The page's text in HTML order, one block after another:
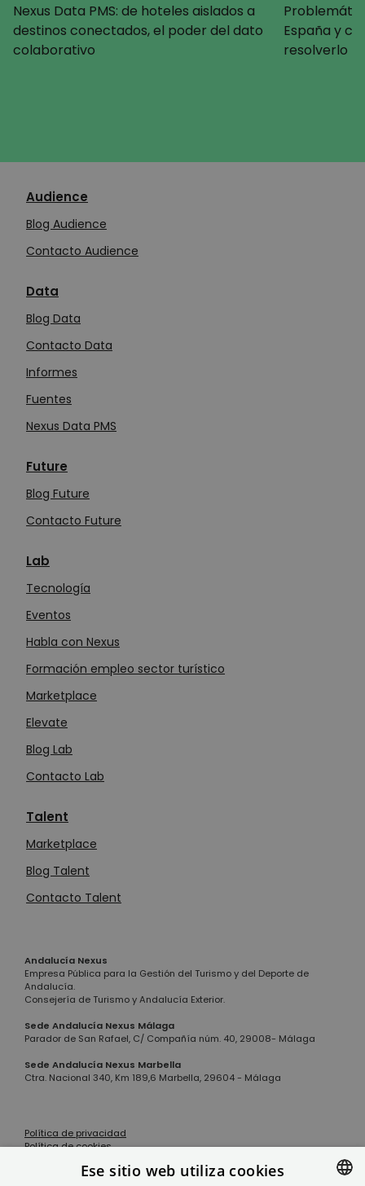
Nexus Data PMS: de hoteles aislados a
destinos conectados, el poder del dato
colaborativo
España y
resolverlo
Audience
Blog Audience
Contacto Audience
Data
Blog Data
Contacto Data
Informes
Fuentes
Nexus Data PMS
Future
Blog Future
Contacto Future
Lab
Tecnología
Eventos
Habla con Nexus
Formación empleo sector turístico
Marketplace
Elevate
Blog Lab
Contacto Lab
Talent
Marketplace
Blog Talent
Contacto Talent
Andalucía Nexus
Empresa Pública para la Gestión del Turismo y del Deporte de
Andalucía.
Consejería de Turismo y Andalucía Exterior.
Sede Andalucía Nexus Málaga
Parador de San Rafael, C/ Compañía núm. 40, 29008- Málaga
Sede Andalucía Nexus Marbella
Ctra. Nacional 340, Km 189,6 Marbella, 29604 - Málaga
Política de privacidad
Política de cookies
Ese sitio web utiliza cookies